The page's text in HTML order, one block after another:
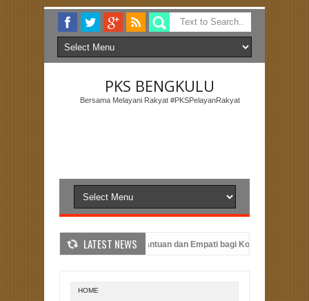
PKS BENGKULU
Bersama Melayani Rakyat #PKSPelayanRakyat
LATEST NEWS
Provinsi Bengkulu, Berikan Bantuan dan Empati bagi Korban Kebakaran
Masyarakat PKS Bengkulu: Menyebarkan Semangat Berbagi
HOME